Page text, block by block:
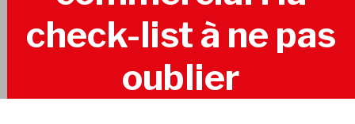
check-list à ne pas
oublier